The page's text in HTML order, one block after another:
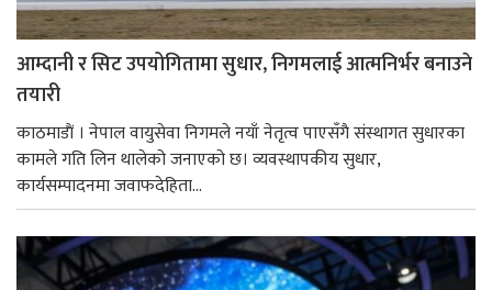
आम्दानी र सिट उपयोगितामा सुधार, निगमलाई आत्मनिर्भर बनाउने
तयारी
काठमाडाैं । नेपाल वायुसेवा निगमले नयाँ नेतृत्व पाएसँगै संस्थागत सुधारका
कामले गति लिन थालेको जनाएको छ। व्यवस्थापकीय सुधार,
कार्यसम्पादनमा जवाफदेहिता...